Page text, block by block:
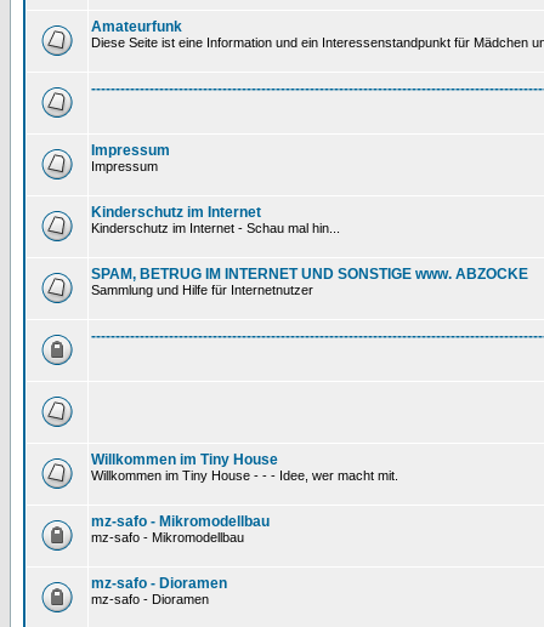
Amateurfunk
Diese Seite ist eine Information und ein Interessenstandpunkt für Mädchen
Impressum
Impressum
Kinderschutz im Internet
Kinderschutz im Internet - Schau mal hin...
SPAM, BETRUG IM INTERNET UND SONSTIGE www. ABZOCKE
Sammlung und Hilfe für Internetnutzer
Willkommen im Tiny House
Willkommen im Tiny House - - - Idee, wer macht mit.
mz-safo - Mikromodellbau
mz-safo - Mikromodellbau
mz-safo - Dioramen
mz-safo - Dioramen